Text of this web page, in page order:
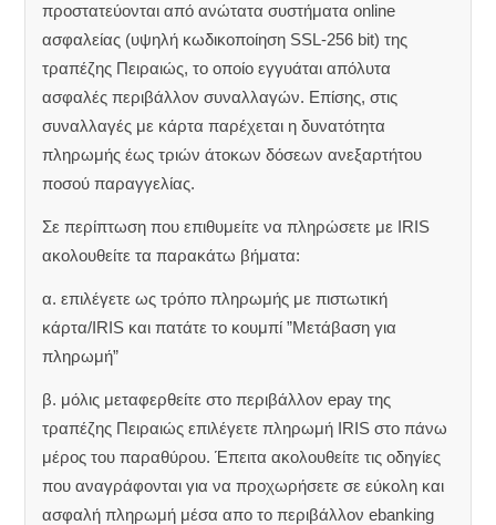
προστατεύονται από ανώτατα συστήματα online
ασφαλείας (υψηλή κωδικοποίηση SSL-256 bit) της
τραπέζης Πειραιώς, το οποίο εγγυάται απόλυτα
ασφαλές περιβάλλον συναλλαγών. Επίσης, στις
συναλλαγές με κάρτα παρέχεται η δυνατότητα
πληρωμής έως τριών άτοκων δόσεων ανεξαρτήτου
ποσού παραγγελίας.
Σε περίπτωση που επιθυμείτε να πληρώσετε με IRIS
ακολουθείτε τα παρακάτω βήματα:
α. επιλέγετε ως τρόπο πληρωμής με πιστωτική
κάρτα/IRIS και πατάτε το κουμπί ”Μετάβαση για
πληρωμή”
β. μόλις μεταφερθείτε στο περιβάλλον epay της
τραπέζης Πειραιώς επιλέγετε πληρωμή IRIS στο πάνω
μέρος του παραθύρου. Έπειτα ακολουθείτε τις οδηγίες
που αναγράφονται για να προχωρήσετε σε εύκολη και
ασφαλή πληρωμή μέσα απο το περιβάλλον ebanking